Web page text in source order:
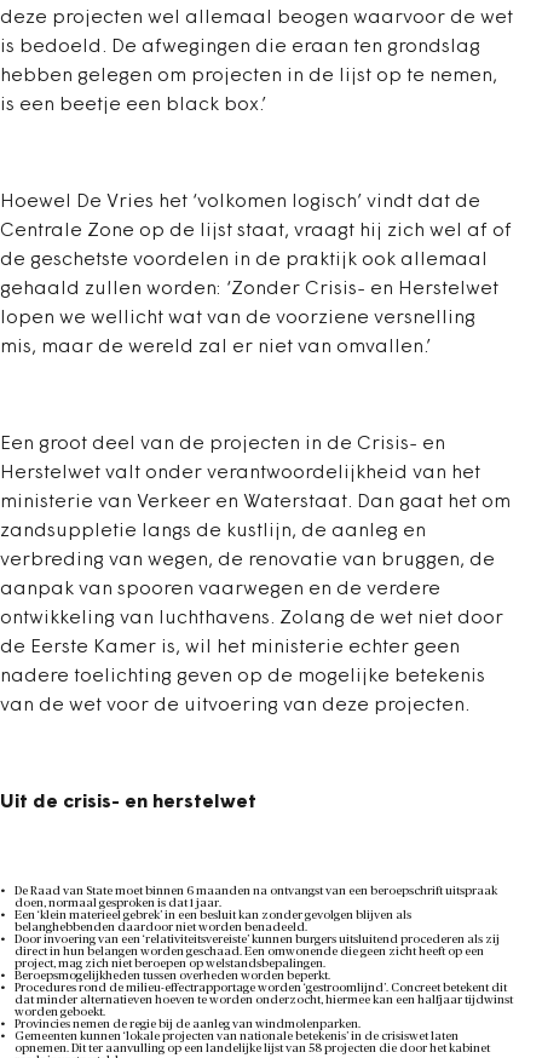
deze projecten wel allemaal beogen waarvoor de wet
is bedoeld. De afwegingen die eraan ten grondslag
hebben gelegen om projecten in de lijst op te nemen,
is een beetje een black box.’
Hoewel De Vries het ‘volkomen logisch’ vindt dat de
Centrale Zone op de lijst staat, vraagt hij zich wel af of
de geschetste voordelen in de praktijk ook allemaal
gehaald zullen worden: ‘Zonder Crisis- en Herstelwet
lopen we wellicht wat van de voorziene versnelling
mis, maar de wereld zal er niet van omvallen.’
Een groot deel van de projecten in de Crisis- en
Herstelwet valt onder verantwoordelijkheid van het
ministerie van Verkeer en Waterstaat. Dan gaat het om
zandsuppletie langs de kustlijn, de aanleg en
verbreding van wegen, de renovatie van bruggen, de
aanpak van spooren vaarwegen en de verdere
ontwikkeling van luchthavens. Zolang de wet niet door
de Eerste Kamer is, wil het ministerie echter geen
nadere toelichting geven op de mogelijke betekenis
van de wet voor de uitvoering van deze projecten.
Uit de crisis- en herstelwet
De Raad van State moet binnen 6 maanden na ontvangst van een beroepschrift uitspraak
doen, normaal gesproken is dat 1 jaar.
Een ‘klein materieel gebrek’ in een besluit kan zonder gevolgen blijven als
belanghebbenden daardoor niet worden benadeeld.
Door invoering van een ‘relativiteitsvereiste’ kunnen burgers uitsluitend procederen als zij
direct in hun belangen worden geschaad. Een omwonende die geen zicht heeft op een
project, mag zich niet beroepen op welstandsbepalingen.
Beroepsmogelijkheden tussen overheden worden beperkt.
Procedures rond de milieu-effectrapportage worden ‘gestroomlijnd’. Concreet betekent dit
dat minder alternatieven hoeven te worden onderzocht, hiermee kan een halfjaar tijdwinst
worden geboekt.
Provincies nemen de regie bij de aanleg van windmolenparken.
Gemeenten kunnen ‘lokale projecten van nationale betekenis’ in de crisiswet laten
opnemen. Dit ter aanvulling op een landelijke lijst van 58 projecten die door het kabinet